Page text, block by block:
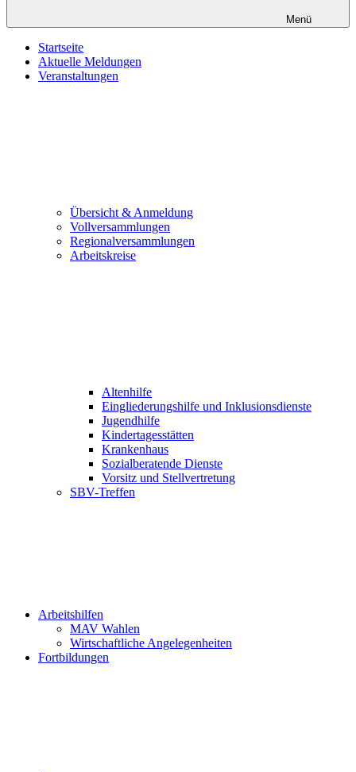
Menü
Startseite
Aktuelle Meldungen
Veranstaltungen
Übersicht & Anmeldung
Vollversammlungen
Regionalversammlungen
Arbeitskreise
Altenhilfe
Eingliederungshilfe und Inklusionsdienste
Jugendhilfe
Kindertagesstätten
Krankenhaus
Sozialberatende Dienste
Vorsitz und Stellvertretung
SBV-Treffen
Arbeitshilfen
MAV Wahlen
Wirtschaftliche Angelegenheiten
Fortbildungen